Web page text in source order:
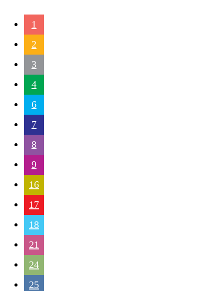
1
2
3
4
6
7
8
9
16
17
18
21
24
25